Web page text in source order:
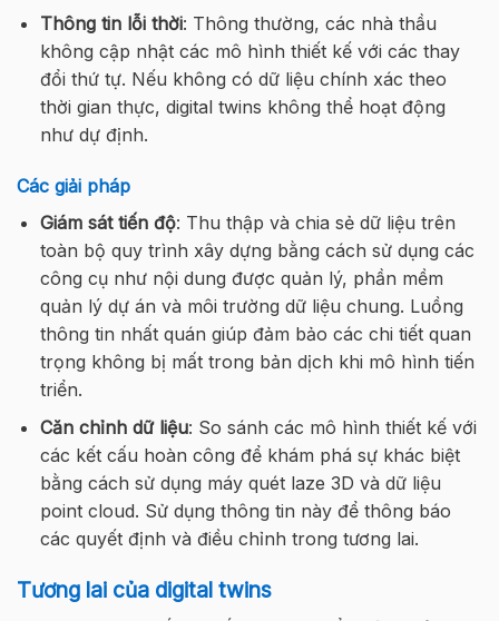
Thông tin lỗi thời: Thông thường, các nhà thầu
không cập nhật các mô hình thiết kế với các thay
đổi thứ tự. Nếu không có dữ liệu chính xác theo
thời gian thực, digital twins không thể hoạt động
như dự định.
Các giải pháp
Giám sát tiến độ: Thu thập và chia sẻ dữ liệu trên
toàn bộ quy trình xây dựng bằng cách sử dụng các
công cụ như nội dung được quản lý, phần mềm
quản lý dự án và môi trường dữ liệu chung. Luồng
thông tin nhất quán giúp đảm bảo các chi tiết quan
trọng không bị mất trong bản dịch khi mô hình tiến
triển.
Căn chỉnh dữ liệu: So sánh các mô hình thiết kế với
các kết cấu hoàn công để khám phá sự khác biệt
bằng cách sử dụng máy quét laze 3D và dữ liệu
point cloud. Sử dụng thông tin này để thông báo
các quyết định và điều chỉnh trong tương lai.
Tương lai của digital twins